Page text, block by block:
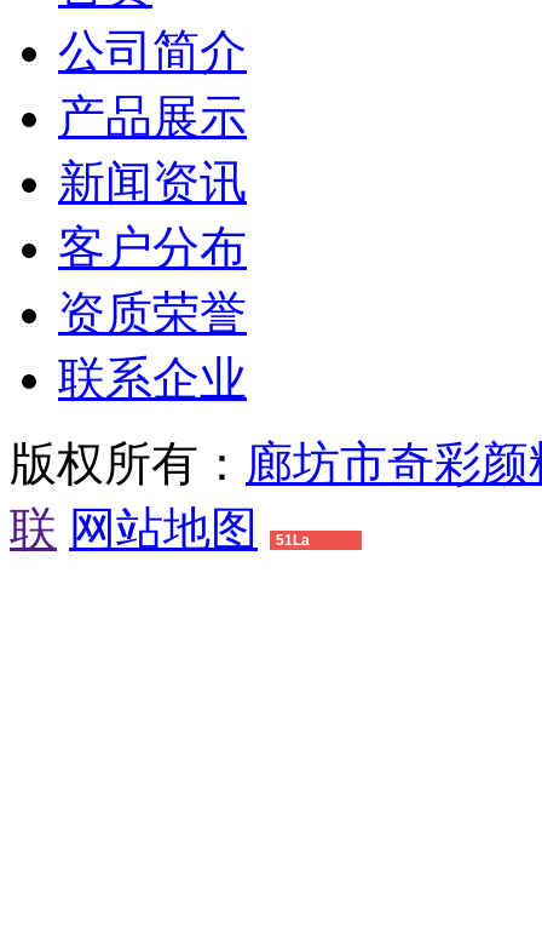
公司简介
产品展示
新闻资讯
客户分布
资质荣誉
联系企业
版权所有： 廊坊市奇彩
联 网站地图 51La